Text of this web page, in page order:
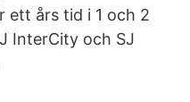
ett års tid i 1 och 2
InterCity och SJ